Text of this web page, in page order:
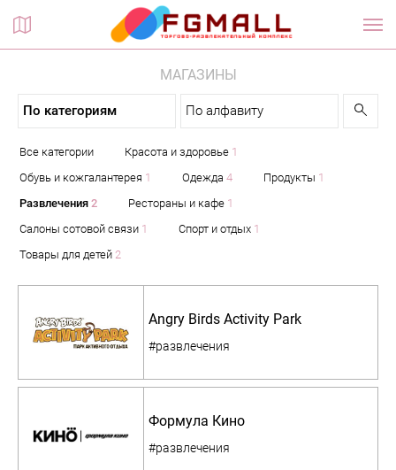
Планы этажей
МАГАЗИНЫ
По категориям По алфавиту
Все категории Красота и здоровье 1
Обувь и кожгалантерея 1 Одежда4 Продукты 1
Развлечения2 Рестораны и кафе 1
Салоны сотовой связи 1 Спорт и отдых 1
Товары для детей2
Angry Birds Activity Park
#развлечения
Формула Кино
#развлечения